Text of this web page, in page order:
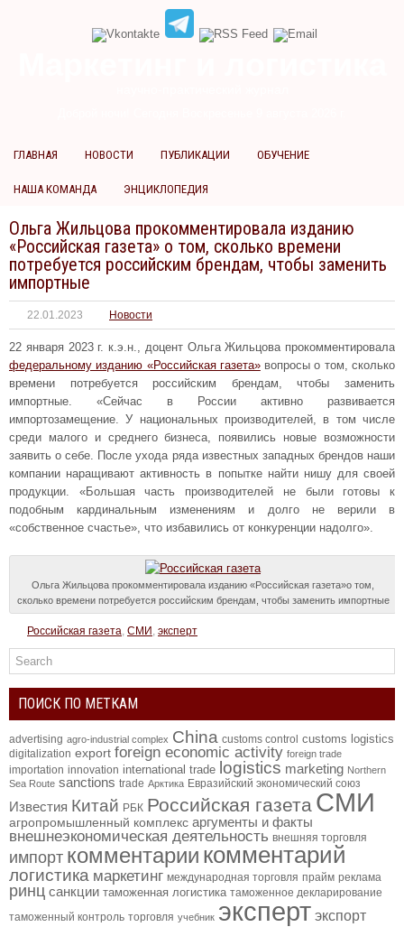
ГЛАВНАЯ НОВОСТИ ПУБЛИКАЦИИ ОБУЧЕНИЕ
НАША КОМАНДА ЭНЦИКЛОПЕДИЯ
Ольга Жильцова прокомментировала изданию
«Российская газета» о том, сколько времени
потребуется российским брендам, чтобы заменить
импортные
22.01.2023 Новости
22 января 2023 г. к.э.н., доцент Ольга Жильцова прокомментировала
федеральному изданию «Российская газета»вопросы о том, сколько
времени потребуется российским брендам, чтобы заменить
импортные. «Сейчас в России активно развивается
импортозамещение. У национальных производителей, в том числе
среди малого и среднего бизнеса, появились новые возможности
заявить о себе. После ухода ряда известных западных брендов наши
компании наращивают активность в попытке найти нишу для своей
продукции. «Большая часть производителей не были готовы к
подобным кардинальным изменениям и долго не верили в
«собственное счастье», что избавились от конкуренции надолго».
Ольга Жильцова прокомментировала изданию «Российская газета»о том,
сколько времени потребуется российским брендам, чтобы заменить импортные
Российская газета, СМИ , эксперт
ПОИСК ПО МЕТКАМ
advertising agro-industrial complex China customs control customs logistics
digitalization export foreign economic activity foreign trade
importation innovation international trade logistics marketing Northern
Sea Route sanctions trade Арктика Евразийский экономический союз
Известия Китай РБК Российская газета СМИ
агропромышленный комплекс аргументы и факты
внешнеэкономическая деятельность внешняя торговля
импорт комментарии комментарий
логистика маркетинг международная торговля прайм реклама
ринц санкции таможенная логистика таможенное декларирование
таможенный контроль торговля учебник эксперт экспорт